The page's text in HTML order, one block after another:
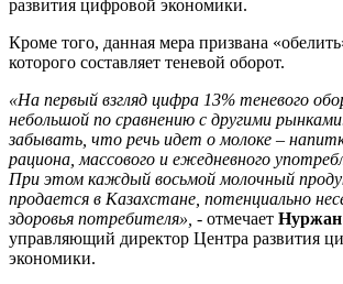
развития цифровой экономики.
Кроме того, данная мера призвана
которого составляет теневой оборот.
«На первый взгляд цифра 13% теневого
небольшой по сравнению с другими
забывать, что речь идет о молоке –
рациона, массового и ежедневного
При этом каждый восьмой молочный
продается в Казахстане, потенциально
здоровья потребителя», - отмечает Нуржан
управляющий директор Центра развития
экономики.